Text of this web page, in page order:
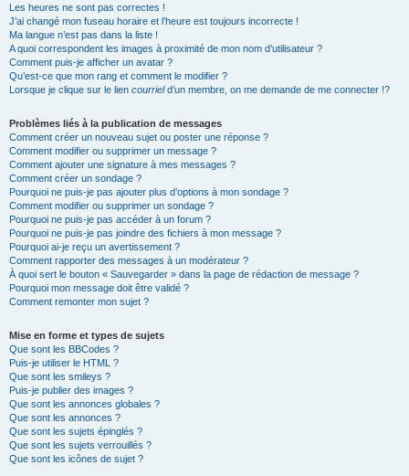
Les heures ne sont pas correctes !
J’ai changé mon fuseau horaire et l’heure est toujours incorrecte !
Ma langue n’est pas dans la liste !
A quoi correspondent les images à proximité de mon nom d’utilisateur ?
Comment puis-je afficher un avatar ?
Qu’est-ce que mon rang et comment le modifier ?
Lorsque je clique sur le lien courrield’un membre, on me demande de me connecter !?
Problèmes liés à la publication de messages
Comment créer un nouveau sujet ou poster une réponse ?
Comment modifier ou supprimer un message ?
Comment ajouter une signature à mes messages ?
Comment créer un sondage ?
Pourquoi ne puis-je pas ajouter plus d’options à mon sondage ?
Comment modifier ou supprimer un sondage ?
Pourquoi ne puis-je pas accéder à un forum ?
Pourquoi ne puis-je pas joindre des fichiers à mon message ?
Pourquoi ai-je reçu un avertissement ?
Comment rapporter des messages à un modérateur ?
À quoi sert le bouton « Sauvegarder » dans la page de rédaction de message ?
Pourquoi mon message doit être validé ?
Comment remonter mon sujet ?
Mise en forme et types de sujets
Que sont les BBCodes ?
Puis-je utiliser le HTML ?
Que sont les smileys ?
Puis-je publier des images ?
Que sont les annonces globales ?
Que sont les annonces ?
Que sont les sujets épinglés ?
Que sont les sujets verrouillés ?
Que sont les icônes de sujet ?